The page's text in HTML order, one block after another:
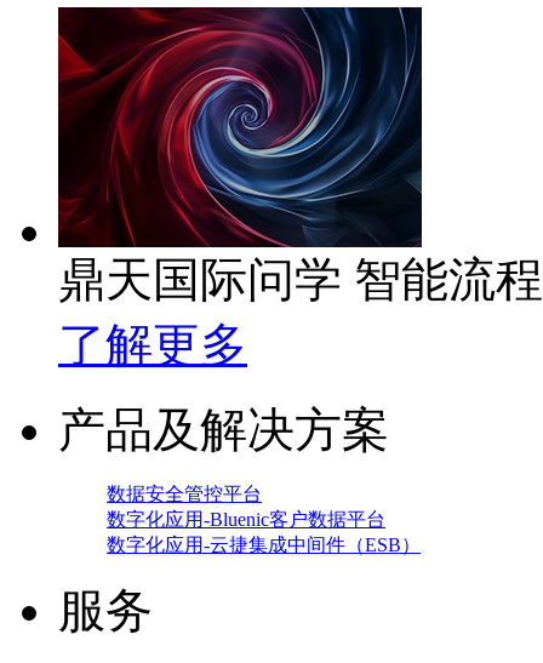
鼎天国际问学 智能流
了解更多
产品及解决方案
数据安全管控平台
数字化应用-Bluenic客户数据平台
数字化应用-云捷集成中间件（ESB）
服务